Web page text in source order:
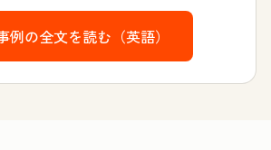
例の全文を読む（英語）